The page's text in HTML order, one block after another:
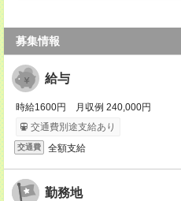
募集情報
給与
時給1600円 月収例 240,000円
交通費別途支給あり
交通費 全額支給
勤務地